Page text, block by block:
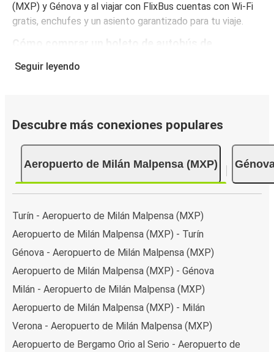
(MXP) y Génova y al viajar con FlixBus cuentas con Wi-Fi
gratis, enchufes y un asiento garantizado para tu viaje.
Aeropuerto de Milán Malpensa (MXP) a Génova online,
Pay. También puedes pagar en efectivo a bordo o en un
punto de venta.
Seguir leyendo
Descubre más conexiones populares
Aeropuerto de Milán Malpensa (MXP)
Turín - Aeropuerto de Milán Malpensa (MXP)
Aeropuerto de Milán Malpensa (MXP) - Turín
Génova - Aeropuerto de Milán Malpensa (MXP)
Aeropuerto de Milán Malpensa (MXP) - Génova
Milán - Aeropuerto de Milán Malpensa (MXP)
Aeropuerto de Milán Malpensa (MXP) - Milán
Verona - Aeropuerto de Milán Malpensa (MXP)
Aeropuerto de Bergamo Orio al Serio - Aeropuerto de